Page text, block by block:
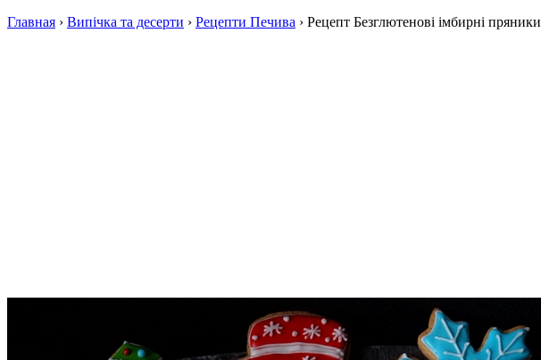
Главная › Випічка та десерти › Рецепти Печива › Рецепт Безглютенові імбирні пряники